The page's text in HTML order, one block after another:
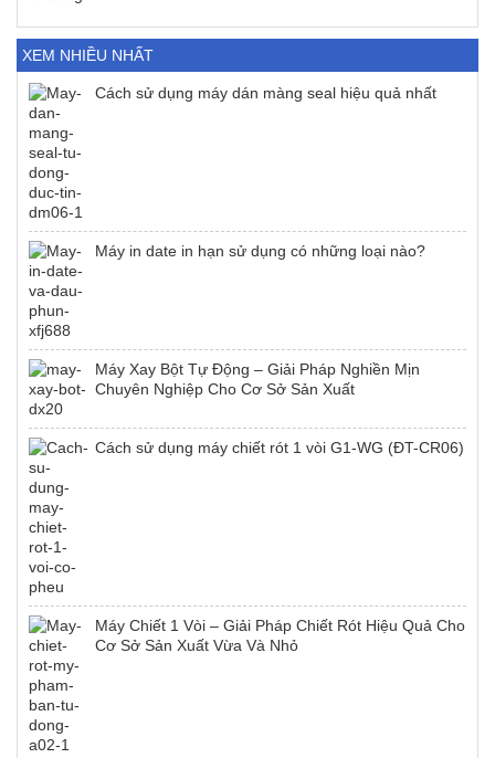
XEM NHIỀU NHẤT
Cách sử dụng máy dán màng seal hiệu quả nhất
Máy in date in hạn sử dụng có những loại nào?
Máy Xay Bột Tự Động – Giải Pháp Nghiền Mịn
Chuyên Nghiệp Cho Cơ Sở Sản Xuất
Cách sử dụng máy chiết rót 1 vòi G1-WG (ĐT-CR06)
Máy Chiết 1 Vòi – Giải Pháp Chiết Rót Hiệu Quả Cho
Cơ Sở Sản Xuất Vừa Và Nhỏ